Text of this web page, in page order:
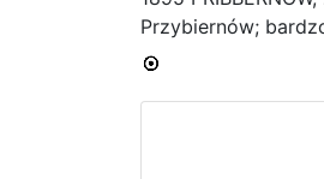
Przybiernów;